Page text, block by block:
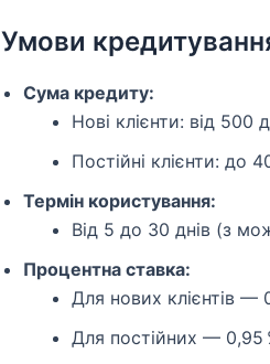
Умови
Сума кредиту:
Нові клієнти: від 500
Постійні клієнти: до
Термін користування:
Від 5 до 30 днів (з
Процентна ставка:
Для нових клієнтів —
Для постійних — 0,95